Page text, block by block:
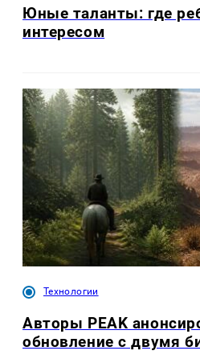
Юные таланты: где
интересом
Технологии
Авторы PEAK
обновление с двумя